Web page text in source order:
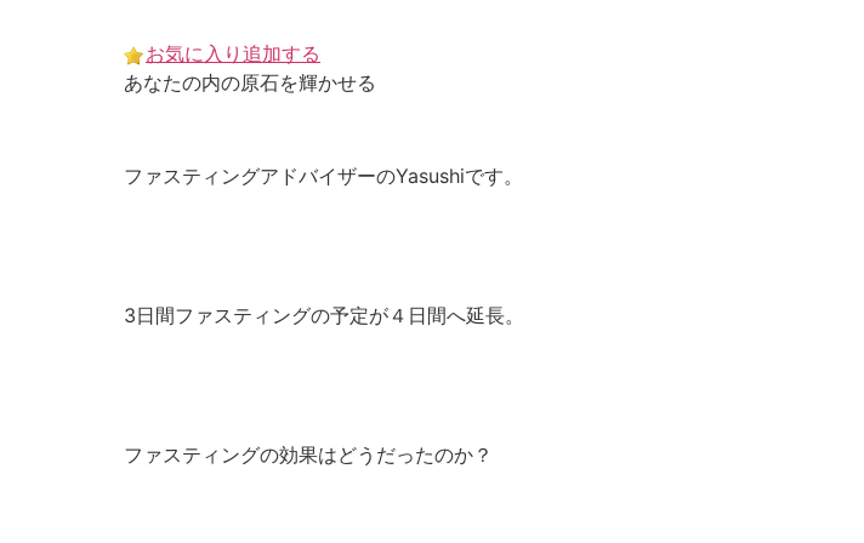
お気に入り追加する
あなたの内の原石を輝かせる
ファスティングアドバイザーのYasushiです。
3日間ファスティングの予定が４日間へ延長。
ファスティングの効果はどうだったのか？